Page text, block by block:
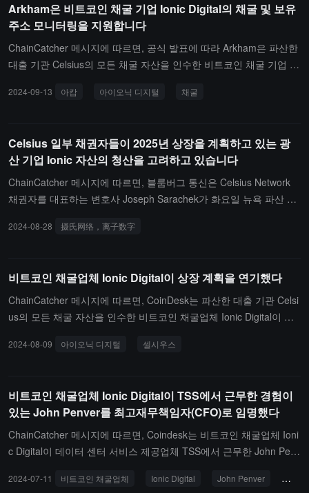
코인 채굴기가 수용되었습니다.
Arkham은 비트코인 채굴 기업 Ionic Digital의 채굴 및 보유
주소 모니터링을 지원합니다
ChainCatcher 메시지에 따르면, 공식 발표에 따라 Arkham은 파산한
대출 기관 Celsius의 모든 채굴 자산을 인수한 비트코인 채굴 기업 Io
2024-09-13 아캄 아이오닉 디지털 채굴
Celsius 일부 채권자들이 2025년 상장을 계획하고 있는 광
산 기업 Ionic 자산의 청산을 고려하고 있습니다
ChainCatcher 메시지에 따르면, 블룸버그 통신은 Celsius Network
채권자를 대표하는 변호사 Joseph Sarachek가 화요일 뉴욕 파산 법
연락하여 Celsius가 소유한 비트코인 채굴 기업 Ionic Digital의 자산
었으나, 감사인이 사임하고 전 CEO Matt Prusak이 떠난 후 이 계획
이 보류되었으며, Ionic은 이제 "2025년의 어느 시점"에 상장할 계획
이라고 밝혔습니다.
2024-08-28 摄氏网络，离子数字
비트코인 채굴업체 Ionic Digital이 상장 계획을 연기했다
ChainCatcher 메시지에 따르면, CoinDesk는 파산한 대출 기관 Celsi
us의 모든 채굴 자산을 인수한 비트코인 채굴업체 Ionic Digital이 상
O Matt Prusak이 올해 7월 8월 14일 임기 만료 후 퇴직할 것이라고
Ionic은 Penver를 회사의 상장 계획을 담당하도록 고용했습니다. Ioni
c은 리더십 변화에도 불구하고 여전히 IPO를 진행할 계획이며, 이를
달성할 자신이 있다고 밝혔습니다. Ionic은 또한 감사 회사 RSM US
와의 협력이 종료되었으며, 해당 사무소가 암호화폐 회사에 대한 서
대체 감사 회사를 찾는 데 좋은 진전을 이루었다고 덧붙였습니다.이
2024-08-09 아이오닉 디지털 셀시우스
비트코인 채굴업체 Ionic Digital이 TSS에서 근무한 경험이
있는 John Penver를 최고재무책임자(CFO)로 임명했다
ChainCatcher 메시지에 따르면, Coindesk는 비트코인 채굴업체 Ioni
c Digital이 데이터 센터 서비스 제공업체 TSS에서 근무한 John Penv
PO)을 감독하도록 했다고 보도했습니다.전해진 바에 따르면, Penver
2024-07-11 비트코인 채굴업체 Ionic Digital John Penver 최고